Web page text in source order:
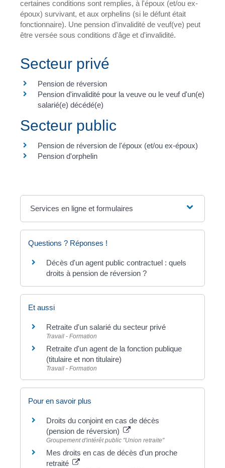
certaines conditions sont remplies, à l'époux (et/ou ex-
époux) survivant, et aux orphelins (si le défunt était
fonctionnaire). Une pension d'invalidité de veuf(ve) peut
être versée sous conditions d'âge et d'invalidité.
Secteur privé
Pension de réversion
Pension d'invalidité pour la veuve ou le veuf d'un(e)
salarié(e) décédé(e)
Secteur public
Pension de réversion de l'époux (et/ou ex-époux)
Pension d'orphelin
Services en ligne et formulaires
Questions ? Réponses !
Décès d'un agent public contractuel : quels
droits à pension de réversion ?
Et aussi
Retraite d'un salarié du secteur privé
Travail - Formation
Retraite d'un agent de la fonction publique
(titulaire et non titulaire)
Travail - Formation
Pour en savoir plus
Droits du conjoint en cas de décès
(pension de réversion)
Groupement d'intérêt public "Union retraite"
Mes droits en cas de décès d'un proche
retraité